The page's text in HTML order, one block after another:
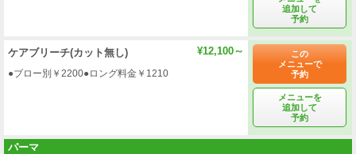
追加して
予約
ケアブリーチ(カット無し) ¥12,100～
●ブロー別￥2200●ロング料金￥1210
この
メニューで
予約
メニューを
追加して
予約
パーマ